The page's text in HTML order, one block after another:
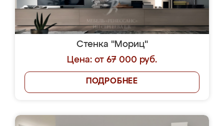
Стенка "Мориц"
Цена: от 67 000 руб.
ПОДРОБНЕЕ